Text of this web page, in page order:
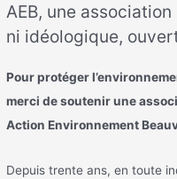
AEB, une
ni idéologique,
Pour protéger
merci de soutenir une
Action Environnement
Depuis trente ans, en toute